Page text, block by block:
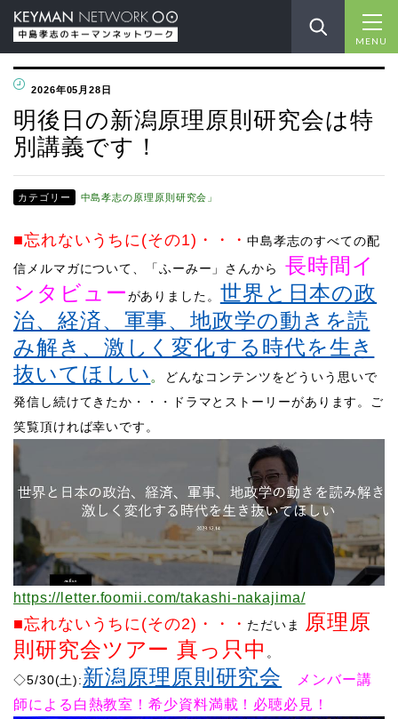
MENU
2026年05月28日
明後日の新潟原理原則研究会は特
別講義です！
カテゴリー 中島孝志の原理原則研究会」
■忘れないうちに(その1) ・・・中島孝志のすべての配
信メルマガについて、「ふーみー」さんから
長時間イ
ンタビューがありました。 世界と日本の政
治、経済、軍事、地政学の動きを読
み解き、激しく変化する時代を生き
抜いてほしい 。
どんなコンテンツをどういう思いで
発信し続けてきたか・・・ドラマとストーリーがあります。ご
笑覧頂ければ幸いです。
https://letter.foomii.com/takashi-nakajima/
■忘れないうちに(その2) ・・・ ただいま
原理原
則研究会ツアー 真っ只中 。
◇5/30(土):新潟原理原則研究会
メンバー講
師による白熱教室！希少資料満載！必聴必見！